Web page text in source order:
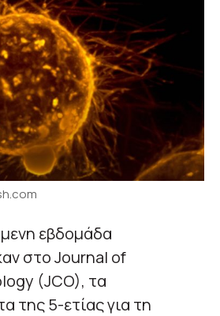
εβδομάδα
στο Journal of
(JCO), τα
της 5-ετίας για τη